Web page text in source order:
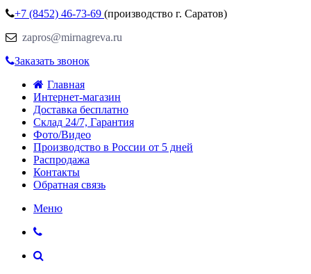
+7 (8452) 46-73-69 (производство г. Саратов)
zapros@mirnagreva.ru
Заказать звонок
Главная
Интернет-магазин
Доставка бесплатно
Склад 24/7, Гарантия
Фото/Видео
Производство в России от 5 дней
Распродажа
Контакты
Обратная связь
Меню